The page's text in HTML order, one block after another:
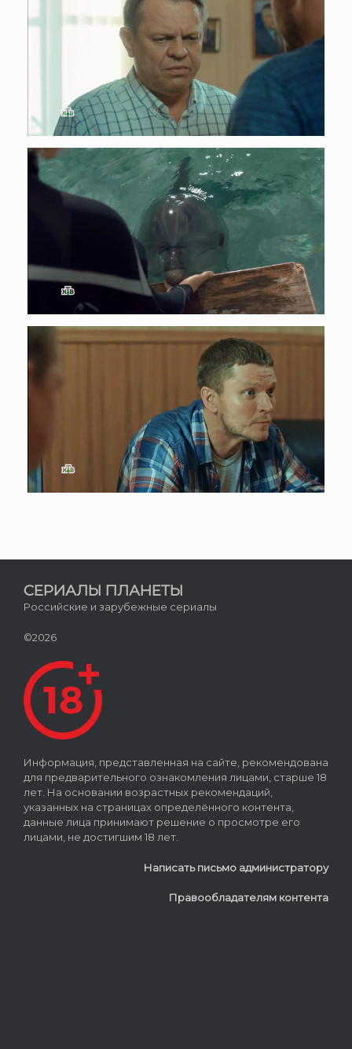
СЕРИАЛЫ ПЛАНЕТЫ
Российские и зарубежные сериалы
©2026
Информация, представленная на сайте, рекомендована
для предварительного ознакомления лицами, старше 18
лет. На основании возрастных рекомендаций,
указанных на страницах определённого контента,
данные лица принимают решение о просмотре его
лицами, не достигшим 18 лет.
Написать письмо администратору
Правообладателям контента